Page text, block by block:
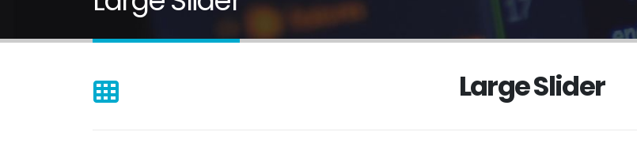
Large Slider